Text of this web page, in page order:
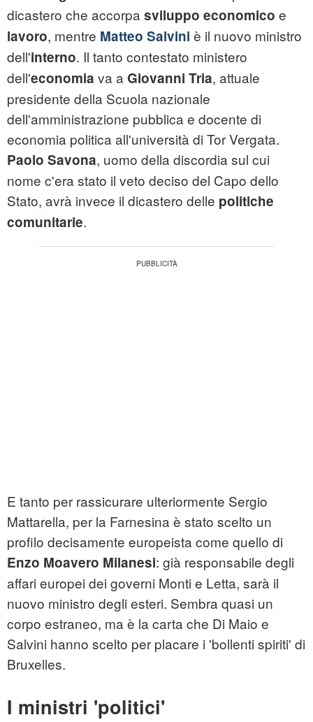
dicastero che accorpa sviluppo economico e
lavoro, mentre Matteo Salvini è il nuovo ministro
dell'interno. Il tanto contestato ministero
dell'economia va a Giovanni Tria, attuale
presidente della Scuola nazionale
dell'amministrazione pubblica e docente di
economia politica all'università di Tor Vergata.
Paolo Savona, uomo della discordia sul cui
nome c'era stato il veto deciso del Capo dello
Stato, avrà invece il dicastero delle politiche
comunitarie.
E tanto per rassicurare ulteriormente Sergio
Mattarella, per la Farnesina è stato scelto un
profilo decisamente europeista come quello di
Enzo Moavero Milanesi: già responsabile degli
affari europei dei governi Monti e Letta, sarà il
nuovo ministro degli esteri. Sembra quasi un
corpo estraneo, ma è la carta che Di Maio e
Salvini hanno scelto per placare i 'bollenti spiriti' di
Bruxelles.
I ministri 'politici'